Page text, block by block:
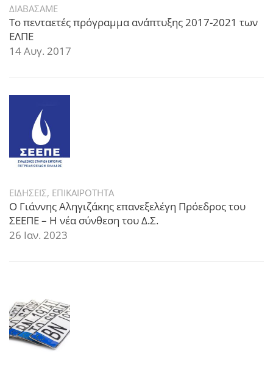
ΔΙΑΒΑΣΑΜΕ
Το πενταετές πρόγραμμα ανάπτυξης 2017-2021 των
ΕΛΠΕ
14 Αυγ. 2017
ΕΙΔΗΣΕΙΣ, ΕΠΙΚΑΙΡΟΤΗΤΑ
Ο Γιάννης Αληγιζάκης επανεξελέγη Πρόεδρος του
ΣΕΕΠΕ – Η νέα σύνθεση του Δ.Σ.
26 Ιαν. 2023